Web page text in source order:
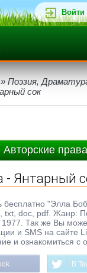
Войти
» Поэзия,
сок
Авторские права
- Янтарный
бесплатно "Элла
doc, pdf. Жанр:
Так же Вы
и SMS на сайте
и ознакомиться с
В